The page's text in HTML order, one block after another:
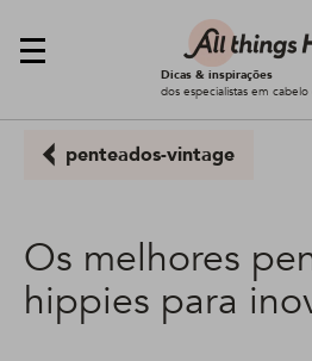
Dicas & inspirações
dos especialistas em
penteados-vintage
Os melhores
hippies para